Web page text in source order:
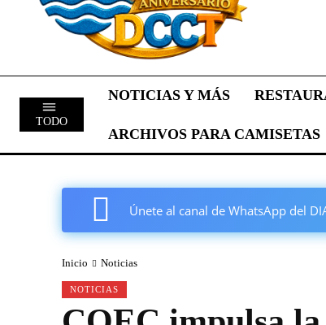
TODO
NOTICIAS Y MÁS
ARCHIVOS PARA CAMISETAS
Únete al canal de WhatsApp del
Inicio Noticias
NOTICIAS